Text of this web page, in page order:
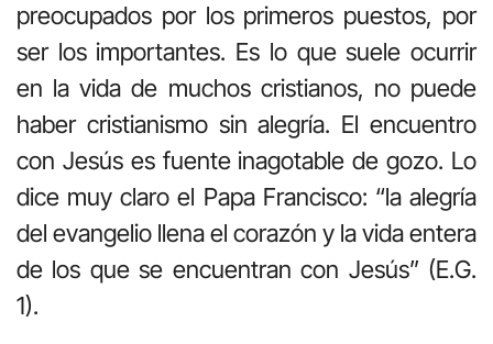
preocupados por los primeros puestos, por
ser los importantes. Es lo que suele ocurrir
en la vida de muchos cristianos, no puede
haber cristianismo sin alegría. El encuentro
con Jesús es fuente inagotable de gozo. Lo
dice muy claro el Papa Francisco: “la alegría
del evangelio llena el corazón y la vida entera
de los que se encuentran con Jesús” (E.G.
1).